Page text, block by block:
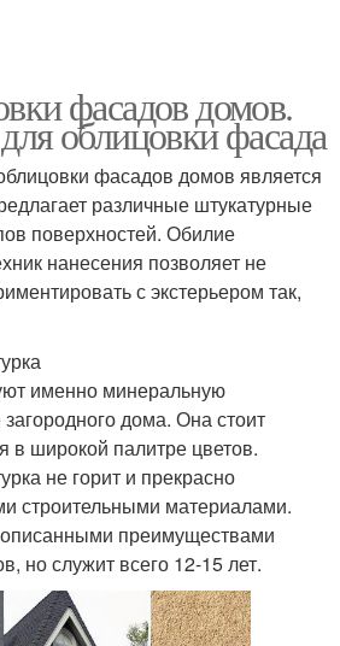
фасадов домов.
облицовки фасада
фасадов домов является
различные штукатурные
поверхностей. Обилие
нанесения позволяет не
с экстерьером так,
именно минеральную
загородного дома. Она стоит
в широкой палитре цветов.
не горит и прекрасно
строительными материалами.
преимуществами
но служит всего 12-15 лет.